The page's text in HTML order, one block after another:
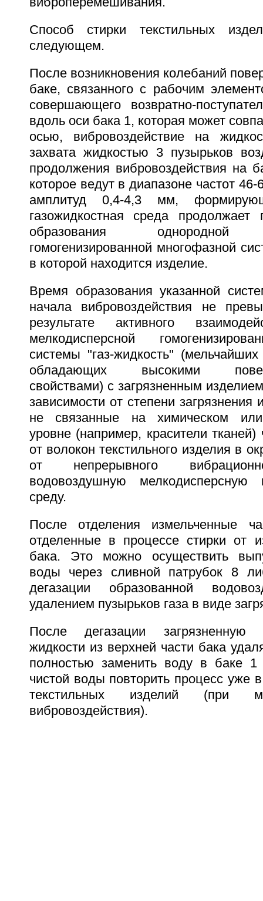
Способ стирки текстильных
следующем.
После возникновения колебаний
баке, связанного с рабочим
совершающего возвратно-
вдоль оси бака 1, которая может
осью, вибровоздействие на
захвата жидкостью 3 пузырьков
продолжения вибровоздействия на
которое ведут в диапазоне частот
амплитуд 0,4-4,3 мм,
газожидкостная среда продолжает
образования однородной
гомогенизированной многофазной
в которой находится изделие.
Время образования указанной
начала вибровоздействия не
результате активного
мелкодисперсной
системы "газ-жидкость"
обладающих высокими
свойствами) с загрязненным
зависимости от степени загрязнения
не связанные на химическом
уровне (например, красители
от волокон текстильного изделия в
от непрерывного
водовоздушную мелкодисперсную
среду.
После отделения измельченные
отделенные в процессе стирки от
бака. Это можно осуществить
воды через сливной патрубок 8
дегазации образованной
удалением пузырьков газа в виде
После дегазации загрязненную
жидкости из верхней части бака
полностью заменить воду в баке
чистой воды повторить процесс уже
текстильных изделий (при
вибровоздействия).